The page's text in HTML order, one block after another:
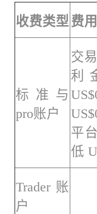
收费类型费用
标准与
pro账户
交
利
平
低
Trader账
户